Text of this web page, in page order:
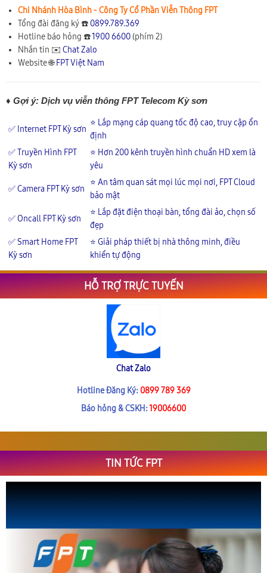
Chi Nhánh Hòa Bình - Công Ty Cổ Phần Viễn Thông FPT
Tổng đài đăng ký ☎️ 0899.789.369
Hotline báo hỏng ☎️1900 6600 (phím 2)
Nhắn tin ✉️ Chat Zalo
Website 🌐 FPT Việt Nam
♦ Gợi ý: Dịch vụ viễn thông FPT Telecom Kỳ sơn
✅ Internet FPT Kỳ sơn
⭐ Lắp mạng cáp quang tốc độ cao, truy cập ổn
định
✅ Truyền Hình FPT
Kỳ sơn
⭐ Hơn 200 kênh truyền hình chuẩn HD xem là
yêu
✅ Camera FPT Kỳ sơn
⭐ An tâm quan sát mọi lúc mọi nơi, FPT Cloud
bảo mật
✅ Oncall FPT Kỳ sơn
⭐ Lắp đặt điện thoại bàn, tổng đài ảo, chọn số
đẹp
✅ Smart Home FPT
Kỳ sơn
⭐ Giải pháp thiết bị nhà thông minh, điều
khiển tự động
HỖ TRỢ TRỰC TUYẾN
Chat Zalo
Hotline Đăng Ký: 0899 789 369
Báo hỏng & CSKH:19006600
TIN TỨC FPT